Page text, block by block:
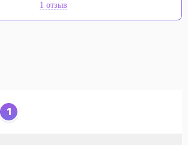
1 отзыв
1